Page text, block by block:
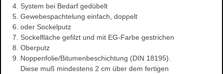
System bei Bedarf gedübelt
Gewebespachtelung einfach, doppelt
oder Sockelputz
Sockelfläche gefilzt und mit EG-Farbe gestrichen
Oberputz
Noppenfolie/Bitumenbeschichtung (DIN 18195).
Diese muß mindestens 2 cm über dem fertigen